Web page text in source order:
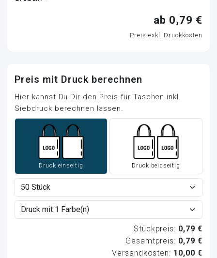
ab 0,79 €
Preis exkl. Druckkosten
Preis mit Druck berechnen
Hier kannst Du Dir den Preis für Taschen inkl.
Siebdruck berechnen lassen.
Druck einseitig Druck beidseitig
Stückpreis: 0,79 €
Gesamtpreis: 0,79 €
Versandkosten: 10,00 €